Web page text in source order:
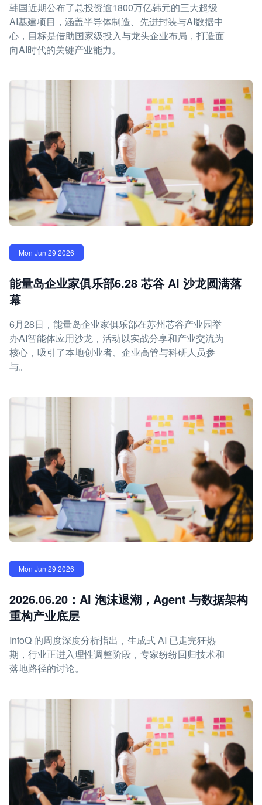
韩国近期公布了总投资逾1800万亿韩元的三大超级
AI基建项目，涵盖半导体制造、先进封装与AI数据中
心，目标是借助国家级投入与龙头企业布局，打造面
向AI时代的关键产业能力。
Mon Jun 29 2026
能量岛企业家俱乐部6.28 芯谷 AI 沙龙圆满落
幕
6月28日，能量岛企业家俱乐部在苏州芯谷产业园举
办AI智能体应用沙龙，活动以实战分享和产业交流为
核心，吸引了本地创业者、企业高管与科研人员参
与。
Mon Jun 29 2026
2026.06.20：AI 泡沫退潮，Agent 与数据架构
重构产业底层
InfoQ 的周度深度分析指出，生成式 AI 已走完狂热
期，行业正进入理性调整阶段，专家纷纷回归技术和
落地路径的讨论。